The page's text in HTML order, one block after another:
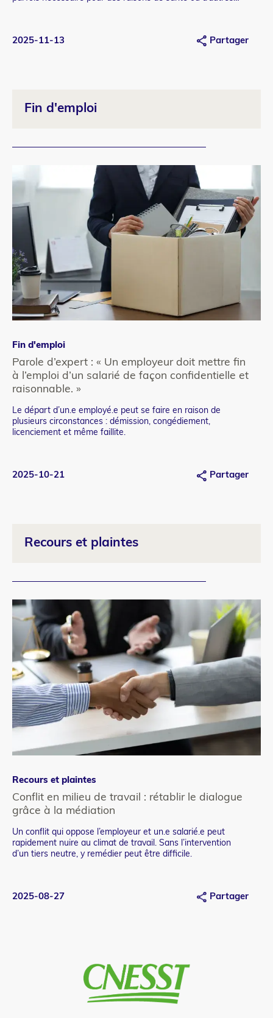
2025-11-13 Partager
Fin d'emploi
Catégorie
refonte
Fin d'emploi
Parole d’expert : « Un employeur doit mettre fin
à l’emploi d’un salarié de façon confidentielle et
raisonnable. »
Teaser
Le départ d’un.e employé.e peut se faire en raison de
plusieurs circonstances : démission, congédiement,
licenciement et même faillite.
2025-10-21 Partager
Recours et plaintes
Catégorie
refonte
Recours et plaintes
Conflit en milieu de travail : rétablir le dialogue
grâce à la médiation
Teaser
Un conflit qui oppose l’employeur et un.e salarié.e peut
rapidement nuire au climat de travail. Sans l’intervention
d’un tiers neutre, y remédier peut être difficile.
2025-08-27 Partager